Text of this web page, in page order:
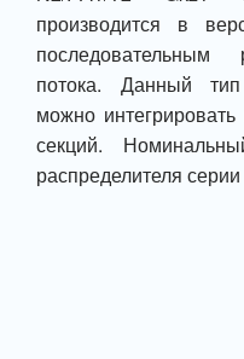
производится в
последовательным
потока. Данный тип
можно
секций.
распределителя